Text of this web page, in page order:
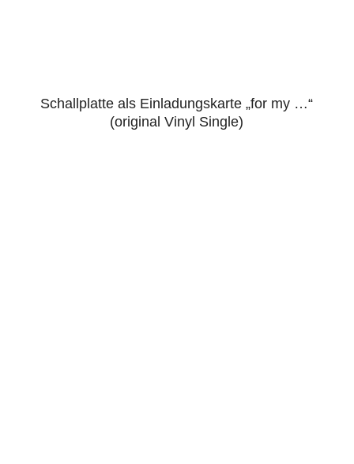
4.86
Schallplatte als Einladungskarte „for my …“
(original Vinyl Single)